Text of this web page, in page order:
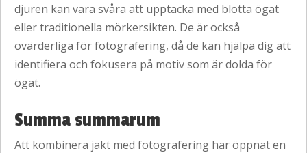
djuren kan vara svåra att upptäcka med blotta ögat
eller traditionella mörkersikten. De är också
ovärderliga för fotografering, då de kan hjälpa dig att
identifiera och fokusera på motiv som är dolda för
ögat.
Summa summarum
Att kombinera jakt med fotografering har öppnat en